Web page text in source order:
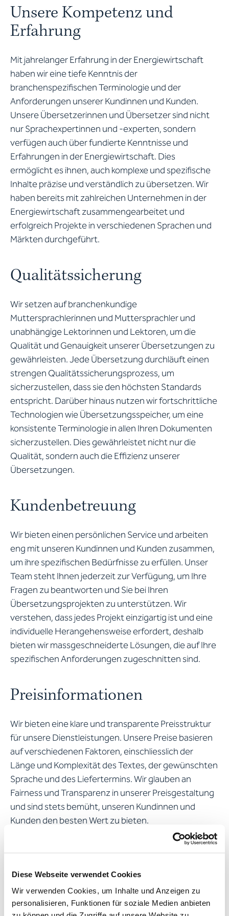
Diese Webseite verwendet Cookies
Wir verwenden Cookies, um Inhalte und Anzeigen zu
personalisieren, Funktionen für soziale Medien anbieten
Unsere Kompetenz und
Erfahrung
Mit jahrelanger Erfahrung in der Energiewirtschaft
haben wir eine tiefe Kenntnis der
branchenspezifischen Terminologie und der
Anforderungen unserer Kundinnen und Kunden.
Unsere Übersetzerinnen und Übersetzer sind nicht
nur Sprachexpertinnen und -experten, sondern
verfügen auch über fundierte Kenntnisse und
Erfahrungen in der Energiewirtschaft. Dies
ermöglicht es ihnen, auch komplexe und spezifische
Inhalte präzise und verständlich zu übersetzen. Wir
haben bereits mit zahlreichen Unternehmen in der
Energiewirtschaft zusammengearbeitet und
erfolgreich Projekte in verschiedenen Sprachen und
Märkten durchgeführt.
Qualitätssicherung
Wir setzen auf branchenkundige
Muttersprachlerinnen und Muttersprachler und
unabhängige Lektorinnen und Lektoren, um die
Qualität und Genauigkeit unserer Übersetzungen zu
gewährleisten. Jede Übersetzung durchläuft einen
strengen Qualitätssicherungsprozess, um
sicherzustellen, dass sie den höchsten Standards
entspricht. Darüber hinaus nutzen wir fortschrittliche
Technologien wie Übersetzungsspeicher, um eine
konsistente Terminologie in allen Ihren Dokumenten
sicherzustellen. Dies gewährleistet nicht nur die
Qualität, sondern auch die Effizienz unserer
Übersetzungen.
Kundenbetreuung
Wir bieten einen persönlichen Service und arbeiten
eng mit unseren Kundinnen und Kunden zusammen,
um ihre spezifischen Bedürfnisse zu erfüllen. Unser
Team steht Ihnen jederzeit zur Verfügung, um Ihre
Fragen zu beantworten und Sie bei Ihren
Übersetzungsprojekten zu unterstützen. Wir
verstehen, dass jedes Projekt einzigartig ist und eine
individuelle Herangehensweise erfordert, deshalb
bieten wir massgeschneiderte Lösungen, die auf Ihre
spezifischen Anforderungen zugeschnitten sind.
Preisinformationen
Wir bieten eine klare und transparente Preisstruktur
für unsere Dienstleistungen. Unsere Preise basieren
auf verschiedenen Faktoren, einschliesslich der
Länge und Komplexität des Textes, der gewünschten
Sprache und des Liefertermins. Wir glauben an
Fairness und Transparenz in unserer Preisgestaltung
und sind stets bemüht, unseren Kundinnen und
Kunden den besten Wert zu bieten.
Kundenbewertungen und
Testimonials
Wir sind stolz auf die positiven Rückmeldungen, die